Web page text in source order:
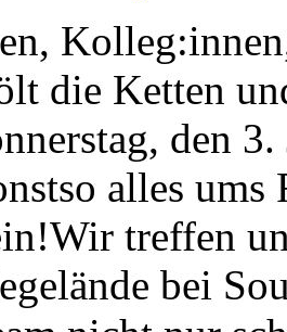
die Ketten
den
alles
treffen
bei